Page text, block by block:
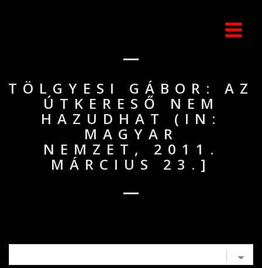
TÖLGYESI GÁBOR: AZ
ÚTKERESŐ NEM
HAZUDHAT (IN:
MAGYAR
NEMZET, 2011.
MÁRCIUS 23.]